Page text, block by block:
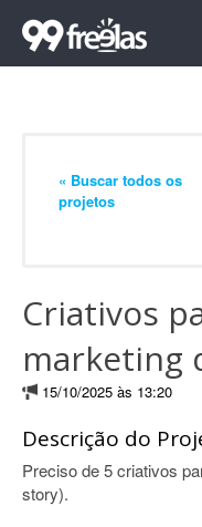
« Buscar todos os
projetos
Criativos
marketing
15/10/2025 às 13:20
Descrição do
Preciso de 5 criativos
story).